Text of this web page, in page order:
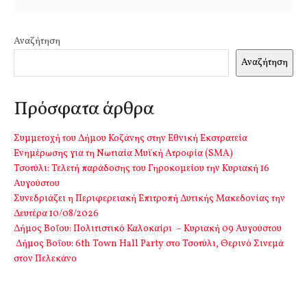
Αναζήτηση
Αναζήτηση
Πρόσφατα άρθρα
Συμμετοχή του Δήμου Κοζάνης στην Εθνική Εκστρατεία
Ενημέρωσης για τη Νωτιαία Μυϊκή Ατροφία (SMA)
Τσοτύλι: Τελετή παράδοσης του Γηροκομείου την Κυριακή 16
Αυγούστου
Συνεδριάζει η Περιφερειακή Επιτροπή Δυτικής Μακεδονίας την
Δευτέρα 10/08/2026
Δήμος Βοΐου: Πολιτιστικό Καλοκαίρι – Κυριακή 09 Αυγούστου
Δήμος Βοΐου: 6th Town Hall Party στο Τσοτύλι, Θερινό Σινεμά
στον Πελεκάνο